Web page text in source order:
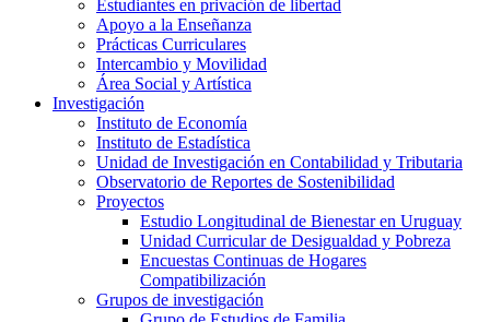
Estudiantes en privación de libertad
Apoyo a la Enseñanza
Prácticas Curriculares
Intercambio y Movilidad
Área Social y Artística
Investigación
Instituto de Economía
Instituto de Estadística
Unidad de Investigación en Contabilidad y Tributaria
Observatorio de Reportes de Sostenibilidad
Proyectos
Estudio Longitudinal de Bienestar en Uruguay
Unidad Curricular de Desigualdad y Pobreza
Encuestas Continuas de Hogares
Compatibilización
Grupos de investigación